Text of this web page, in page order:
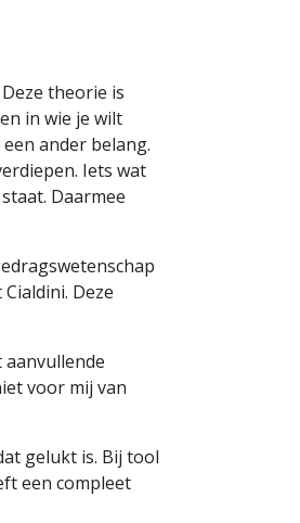
theorie is
in wie je wilt
ander belang.
Iets wat
Daarmee
Deze
voor mij van
gelukt is. Bij tool
een compleet